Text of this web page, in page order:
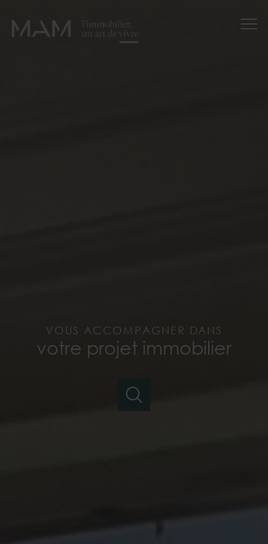
VOUS ACCOMPAGNER DANS
votre projet immobilier